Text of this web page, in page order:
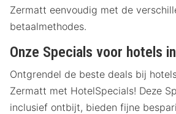
Zermatt eenvoudig met de
betaalmethodes.
Onze Specials voor hotels
Ontgrendel de beste deals bij
Zermatt met HotelSpecials! Deze
inclusief ontbijt, bieden fijne